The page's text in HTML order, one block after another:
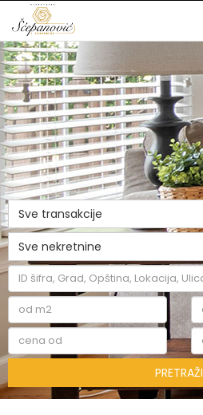
Sve transakcije
Sve nekretnine
PRETRAŽI